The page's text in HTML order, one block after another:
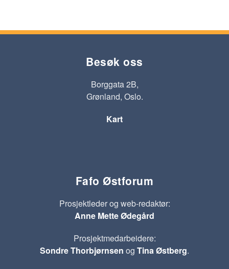
Besøk oss
Borggata 2B,
Grønland, Oslo.
Kart
Fafo Østforum
Prosjektleder og web-redaktør:
Anne Mette Ødegård
Prosjektmedarbeidere:
Sondre Thorbjørnsen og Tina Østberg.